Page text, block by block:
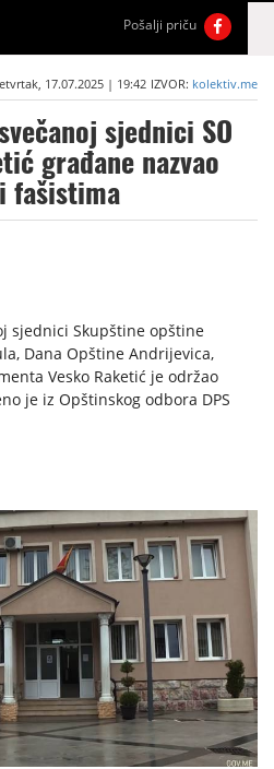
Pošalji priču
17.07.2025 | 19:42 IZVOR: kolektiv.me
sjednici SO
građane nazvao
fašistima
sjednici Skupštine opštine
Dana Opštine Andrijevica,
Vesko Raketić je održao
je iz Opštinskog odbora DPS